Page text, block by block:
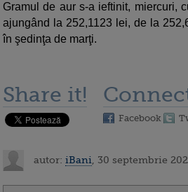
Gramul de aur s-a ieftinit, miercuri,
ajungând la 252,1123 lei, de la
în şedinţa de marţi.
Share it!
Facebook
autor: iBani , 30 septembrie